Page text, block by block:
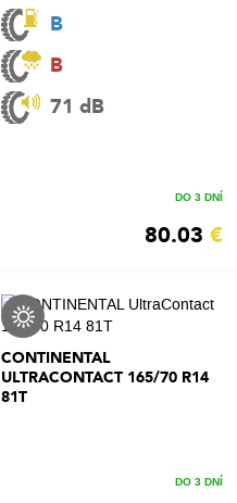
B
B
71 dB
DO 3 DNÍ
80.03 €
CONTINENTAL
ULTRACONTACT 165/70 R14
81T
DO 3 DNÍ